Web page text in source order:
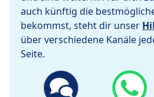
auch künftig die
bekommst, steht dir unser
über verschiedene Kanäle
Seite.